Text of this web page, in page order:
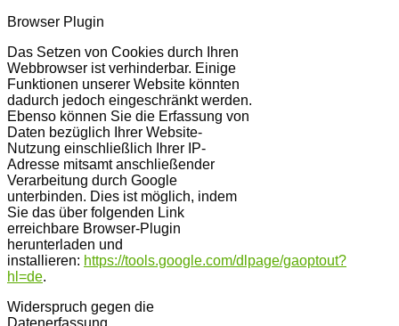
Browser Plugin
Das Setzen von Cookies durch Ihren
Webbrowser ist verhinderbar. Einige
Funktionen unserer Website könnten
dadurch jedoch eingeschränkt werden.
Ebenso können Sie die Erfassung von
Daten bezüglich Ihrer Website-
Nutzung einschließlich Ihrer IP-
Adresse mitsamt anschließender
Verarbeitung durch Google
unterbinden. Dies ist möglich, indem
Sie das über folgenden Link
erreichbare Browser-Plugin
herunterladen und
installieren: https://tools.google.com/dlpage/gaoptout?
hl=de.
Widerspruch gegen die
Datenerfassung